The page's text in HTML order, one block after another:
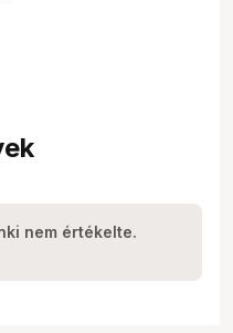
nem értékelte.